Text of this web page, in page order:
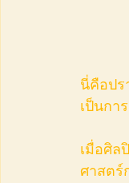
นี่คือปร
เป็นกา
เมื่อศิล
ศาสตร์